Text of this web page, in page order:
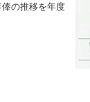
俸の推移を年度